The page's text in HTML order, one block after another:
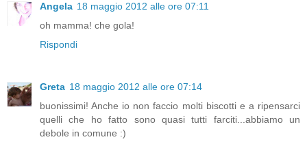
Angela 18 maggio 2012 alle ore 07:11
oh mamma! che gola!
Rispondi
Greta 18 maggio 2012 alle ore 07:14
buonissimi! Anche io non faccio molti biscotti e a ripensarci
quelli che ho fatto sono quasi tutti farciti...abbiamo un
debole in comune :)